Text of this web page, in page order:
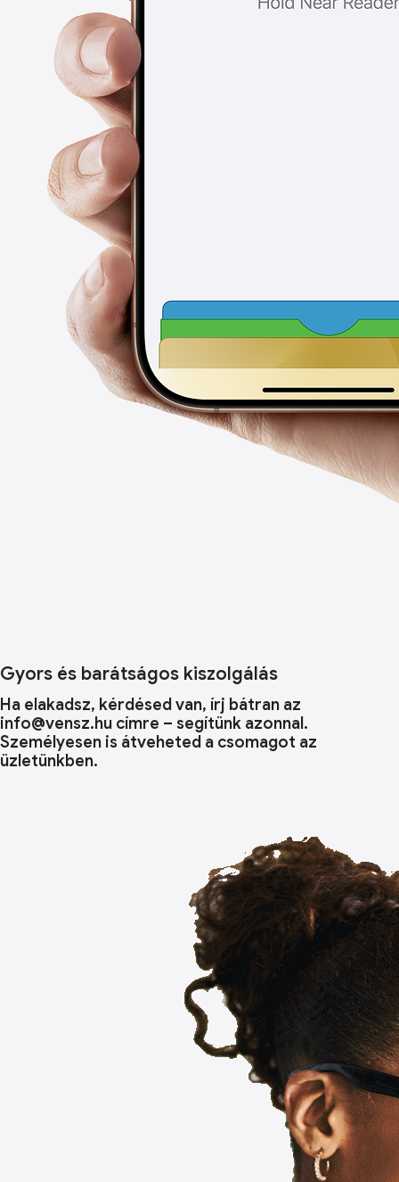
Gyors és barátságos kiszolgálás
Ha elakadsz, kérdésed van, írj bátran az
info@vensz.hu címre – segítünk azonnal.
Személyesen is átveheted a csomagot az
üzletünkben.